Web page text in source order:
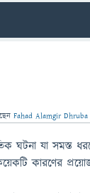
Fahad Alamgir Dhruba
ঘটনা যা সমস্ত
কারণের